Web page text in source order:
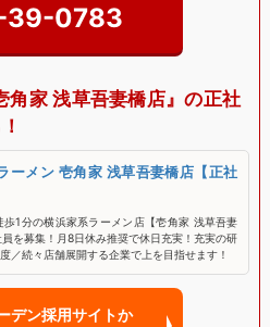
39-0783
角家 浅草吾妻橋店』の正社
ーメン 壱角家 浅草吾妻橋店【正社
歩1分の横浜家系ラーメン店【壱角家 浅草吾妻
を募集！月8日休み推奨で休日充実！充実の研
／続々店舗展開する企業で上を目指せます！
デン採用サイトか